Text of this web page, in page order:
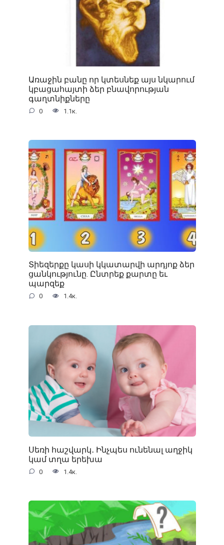
Առաջին բանը որ կտեսնեք այս նկարում
կբացահայտի ձեր բնավորության
գաղտնիքները
0 1.1к.
Տիեզերքը կասի կկատարվի արդյոք ձեր
ցանկությունը. Ընտրեք քարտը եւ
պարզեք
0 1.4к.
Սեռի հաշվարկ․ Ինչպես ունենալ աղջիկ
կամ տղա երեխա
0 1.4к.